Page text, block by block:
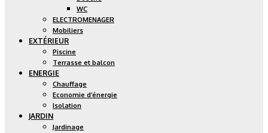
WC
ELECTROMENAGER
Mobiliers
EXTÉRIEUR
Piscine
Terrasse et balcon
ENERGIE
Chauffage
Economie d’énergie
Isolation
JARDIN
Jardinage